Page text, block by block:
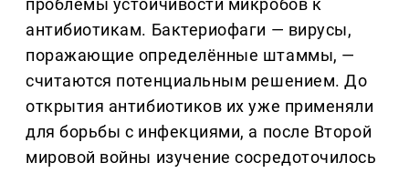
проблемы устойчивости микробов к
антибиотикам. Бактериофаги — вирусы,
поражающие определённые штаммы, —
считаются потенциальным решением. До
открытия антибиотиков их уже применяли
для борьбы с инфекциями, а после Второй
мировой войны изучение сосредоточилось